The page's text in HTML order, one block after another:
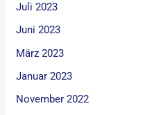
Juli 2023
Juni 2023
März 2023
Januar 2023
November 2022